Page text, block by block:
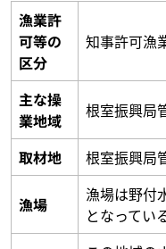
漁業許
可等の
区分
知事許可漁
主な操
業地域
根室振興局
取材地 根室振興局
漁場
漁場は野付
となってい